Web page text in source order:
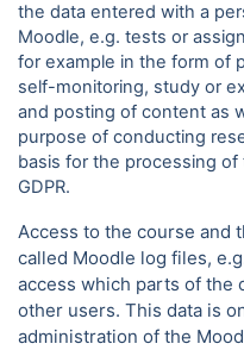
the data entered with a
Moodle, e.g. tests or
for example in the form of
self-monitoring, study or
and posting of content as
purpose of conducting
basis for the processing of
GDPR.
Access to the course and
called Moodle log files,
access which parts of
other users. This data is
administration of the